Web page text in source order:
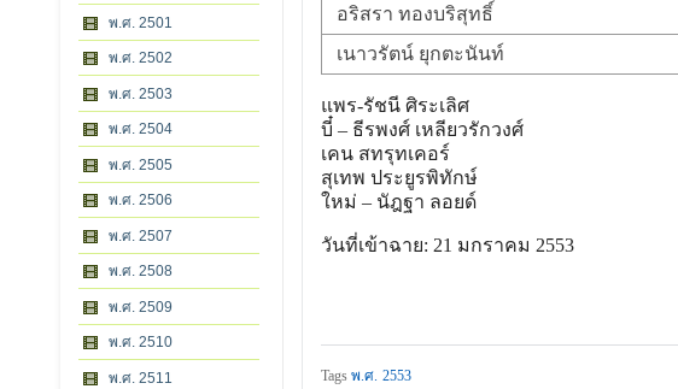
พ.ศ. 2501
พ.ศ. 2502
พ.ศ. 2503
พ.ศ. 2504
พ.ศ. 2505
พ.ศ. 2506
พ.ศ. 2507
พ.ศ. 2508
พ.ศ. 2509
พ.ศ. 2510
พ.ศ. 2511
อริสรา ทองบริสุทธิ์
เนาวรัตน์ ยุกตะนันท์
แพร-รัชนี ศิระเลิศ
บี๋ – ธีรพงศ์ เหลียวรักวงศ์
เคน สทรุทเคอร์
สุเทพ ประยูรพิทักษ์
ใหม่ – นัฎฐา ลอยด์
วันที่เข้าฉาย: 21 มกราคม 2553
Tagsพ.ศ. 2553